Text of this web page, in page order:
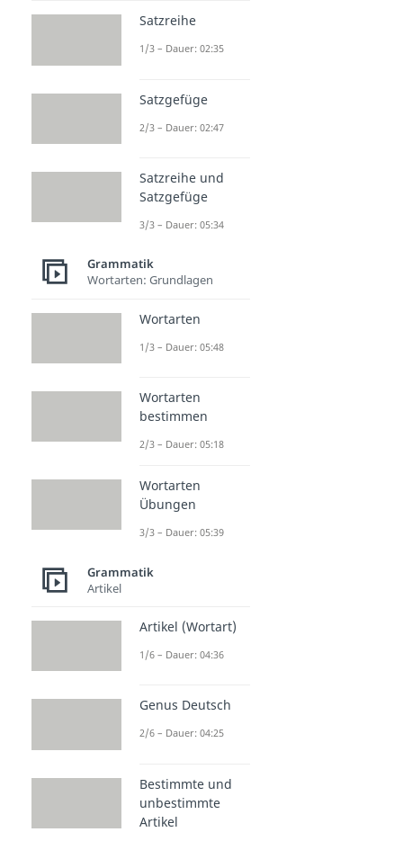
Satzreihe
1/3 – Dauer: 02:35
Satzgefüge
2/3 – Dauer: 02:47
Satzreihe und
Satzgefüge
3/3 – Dauer: 05:34
Grammatik
Wortarten: Grundlagen
Wortarten
1/3 – Dauer: 05:48
Wortarten
bestimmen
2/3 – Dauer: 05:18
Wortarten
Übungen
3/3 – Dauer: 05:39
Grammatik
Artikel
Artikel (Wortart)
1/6 – Dauer: 04:36
Genus Deutsch
2/6 – Dauer: 04:25
Bestimmte und
unbestimmte
Artikel